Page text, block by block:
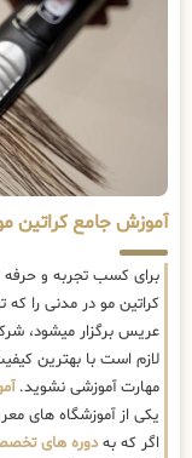
آموزش جامع کراتین
برای کسب تجربه و حرفه
کراتین مو در مدنی را
عریس برگزار میشود،
لازم است با بهترین
مهارت آموزشی نشوید.
یکی از آموزشگاه های
اگر که بهدوره های